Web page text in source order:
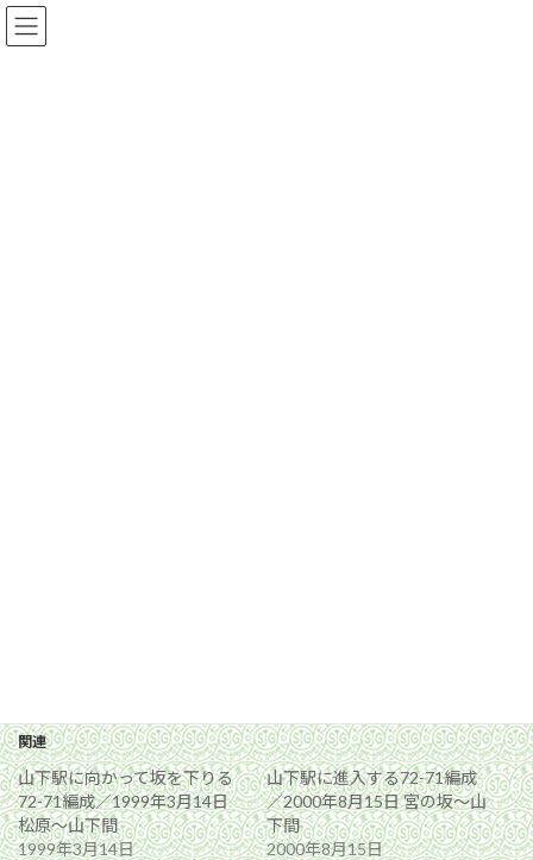
コ
ン
ナ
ビ
関連
山下駅に向かって坂を下りる
72-71編成／1999年3月14日
松原〜山下間
1999年3月14日
山下駅に進入する72-71編成
／2000年8月15日 宮の坂〜山
下間
2000年8月15日